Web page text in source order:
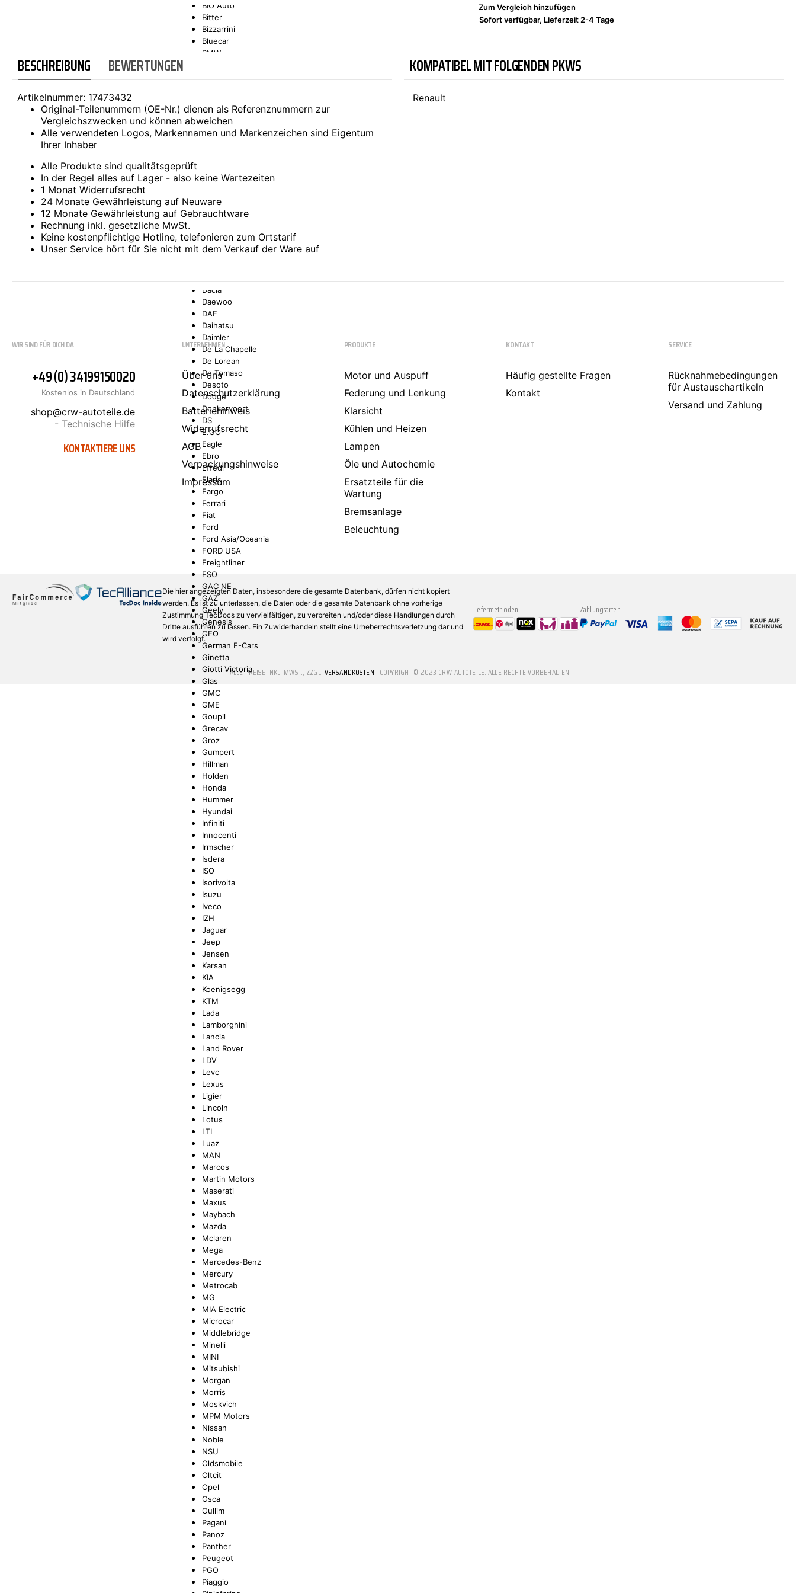
SONAX
BIO Auto
Bitter
Bizzarrini
Bluecar
BMW
Bugatti
Buick
Cadillac
Caterham
Chatenet
Checker
Chrysler
Citroën
Dacia
Daewoo
DAF
Daihatsu
Daimler
De La Chapelle
De Lorean
De Tomaso
Desoto
Dodge
Donkervoort
DS
E.GO
Eagle
Ebro
Effedi
Elaris
Fargo
Ferrari
Fiat
Ford
Ford Asia/Oceania
FORD USA
Freightliner
FSO
GAC NE
GAZ
Geely
Genesis
GEO
German E-Cars
Ginetta
Giotti Victoria
Glas
GMC
GME
Goupil
Grecav
Groz
Gumpert
Hillman
Holden
Honda
Hummer
Hyundai
Infiniti
Innocenti
Irmscher
Isdera
ISO
Isorivolta
Isuzu
Iveco
IZH
Jaguar
Jeep
Jensen
Karsan
KIA
Koenigsegg
KTM
Lada
Lamborghini
Lancia
Land Rover
LDV
Levc
Lexus
Ligier
Lincoln
Lotus
LTI
Luaz
MAN
Marcos
Martin Motors
Maserati
Maxus
Maybach
Mazda
Mclaren
Mega
Mercedes-Benz
Mercury
Metrocab
MG
MIA Electric
Microcar
Middlebridge
Minelli
MINI
Mitsubishi
Morgan
Morris
Moskvich
MPM Motors
Nissan
Noble
NSU
Oldsmobile
Oltcit
Opel
Osca
Oullim
Pagani
Panoz
Panther
Peugeot
PGO
Piaggio
Zum Vergleich hinzufügen
Sofort verfügbar, Lieferzeit 2-4 Tage
BESCHREIBUNG BEWERTUNGEN
Artikelnummer: 17473432
Original-Teilenummern (OE-Nr.) dienen als Referenznummern zur
Vergleichszwecken und können abweichen
Alle verwendeten Logos, Markennamen und Markenzeichen sind Eigentum
Ihrer Inhaber
Alle Produkte sind qualitätsgeprüft
In der Regel alles auf Lager - also keine Wartezeiten
1 Monat Widerrufsrecht
24 Monate Gewährleistung auf Neuware
12 Monate Gewährleistung auf Gebrauchtware
Rechnung inkl. gesetzliche MwSt.
Keine kostenpflichtige Hotline, telefonieren zum Ortstarif
Unser Service hört für Sie nicht mit dem Verkauf der Ware auf
KOMPATIBEL MIT FOLGENDEN PKWS
Renault
WIR SIND FÜR DICH DA
+49 (0) 34199150020
Kostenlos in Deutschland
shop@crw-autoteile.de
- Technische Hilfe
KONTAKTIERE UNS
UNTERNEHMEN
Über uns
Datenschutzerklärung
Batteriehinweis
Widerrufsrecht
AGB
Verpackungshinweise
Impressum
PRODUKTE
Motor und Auspuff
Federung und Lenkung
Klarsicht
Kühlen und Heizen
Lampen
Öle und Autochemie
Ersatzteile für die
Wartung
Bremsanlage
Beleuchtung
KONTAKT
Häufig gestellte Fragen
Kontakt
SERVICE
Rücknahmebedingungen
für Austauschartikeln
Versand und Zahlung
Die hier angezeigten Daten, insbesondere die gesamte Datenbank, dürfen nicht kopiert
werden. Es ist zu unterlassen, die Daten oder die gesamte Datenbank ohne vorherige
Zustimmung TecDocs zu vervielfältigen, zu verbreiten und/oder diese Handlungen durch
Dritte ausführen zu lassen. Ein Zuwiderhandeln stellt eine Urheberrechtsverletzung dar und
wird verfolgt.
Liefermethoden Zahlungsarten
* ALLE PREISE INKL. MWST., ZZGL.VERSANDKOSTEN | COPYRIGHT © 2023 CRW-AUTOTEILE. ALLE RECHTE VORBEHALTEN.